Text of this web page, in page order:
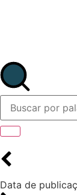
Data de